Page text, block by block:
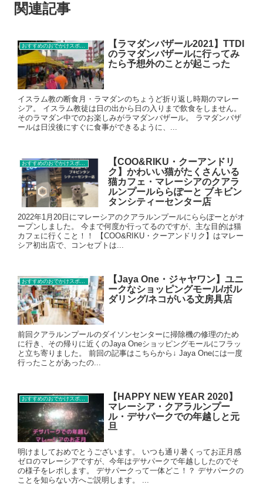
関連記事
おすすめのおでかけスポット
【ラマダンバザール2021】TTDI
のラマダンバザールに行ってみ
たら予想外のことが起こった
イスラム教の断食月・ラマダンのちょうど折り返し時期のマレー
シア。 イスラム教徒は日の出から日の入りまで飲食をしません。
そのラマダン中でのお楽しみがラマダンバザール。 ラマダンバザ
ールは日没後にすぐに食事ができるように、...
おすすめのおでかけスポット
【COO&RIKU・クーアンドリ
ク】かわいい猫がたくさんいる
猫カフェ・マレーシアのクアラ
ルンプールららぽーと ブキビン
タンシティーセンター店
2022年1月20日にマレーシアのクアラルンプールにららぽーとがオ
ープンしました。 今まで何度か行ってるのですが、主な目的は猫
カフェに行くこと！！ 【COO&RIKU・クーアンドリク】はマレー
シア初出店で、コンセプトは...
おすすめのおでかけスポット
【Jaya One・ジャヤワン】ユニ
ークなショッピングモール/ボル
ダリング/ネコがいる文房具店
前回クアラルンプールのダイソンセンターに掃除機の修理のため
に行き、その帰りに近くのJaya Oneショッピングモールにフラッ
と立ち寄りました。 前回の記事はこちらから↓ Jaya Oneには一度
行ったことがあったの...
おすすめのおでかけスポット
【HAPPY NEW YEAR 2020】
マレーシア・クアラルンプー
ル・デサパークでの年越しと元
旦
明けましておめでとうございます。 いつも通り暑くってお正月感
ゼロのマレーシアですが、今年はデサパークで年越ししたのでそ
の様子をレポします。 デサパークって一体どこ！？ デサパークの
ことを知らない方へご説明します。 ...